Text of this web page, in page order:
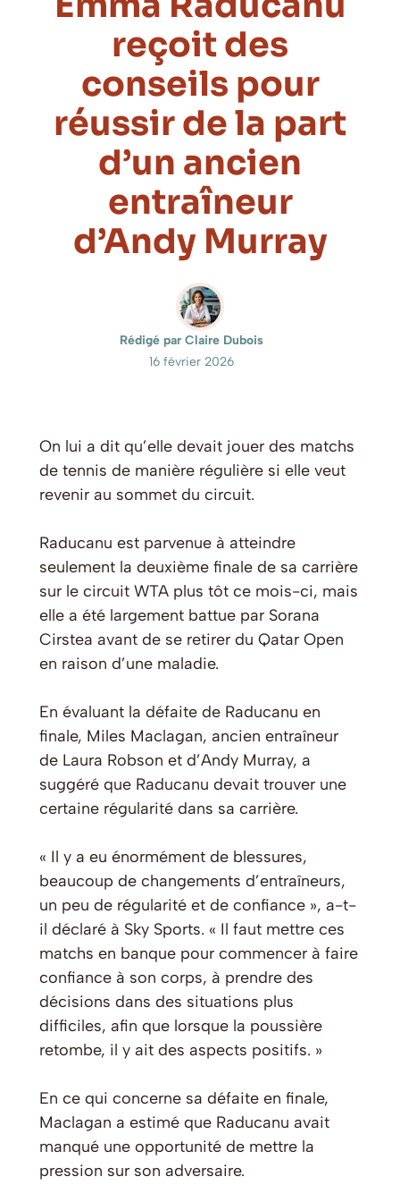
reçoit des
conseils pour
réussir de la part
d’un ancien
entraîneur
d’Andy Murray
Rédigé par Claire Dubois
16 février 2026
On lui a dit qu’elle devait jouer des matchs
de tennis de manière régulière si elle veut
revenir au sommet du circuit.
Raducanu est parvenue à atteindre
seulement la deuxième finale de sa carrière
sur le circuit WTA plus tôt ce mois-ci, mais
elle a été largement battue par Sorana
Cirstea avant de se retirer du Qatar Open
en raison d’une maladie.
En évaluant la défaite de Raducanu en
finale, Miles Maclagan, ancien entraîneur
de Laura Robson et d’Andy Murray, a
suggéré que Raducanu devait trouver une
certaine régularité dans sa carrière.
« Il y a eu énormément de blessures,
beaucoup de changements d’entraîneurs,
un peu de régularité et de confiance », a-t-
il déclaré à Sky Sports. « Il faut mettre ces
matchs en banque pour commencer à faire
confiance à son corps, à prendre des
décisions dans des situations plus
difficiles, afin que lorsque la poussière
retombe, il y ait des aspects positifs. »
En ce qui concerne sa défaite en finale,
Maclagan a estimé que Raducanu avait
manqué une opportunité de mettre la
pression sur son adversaire.